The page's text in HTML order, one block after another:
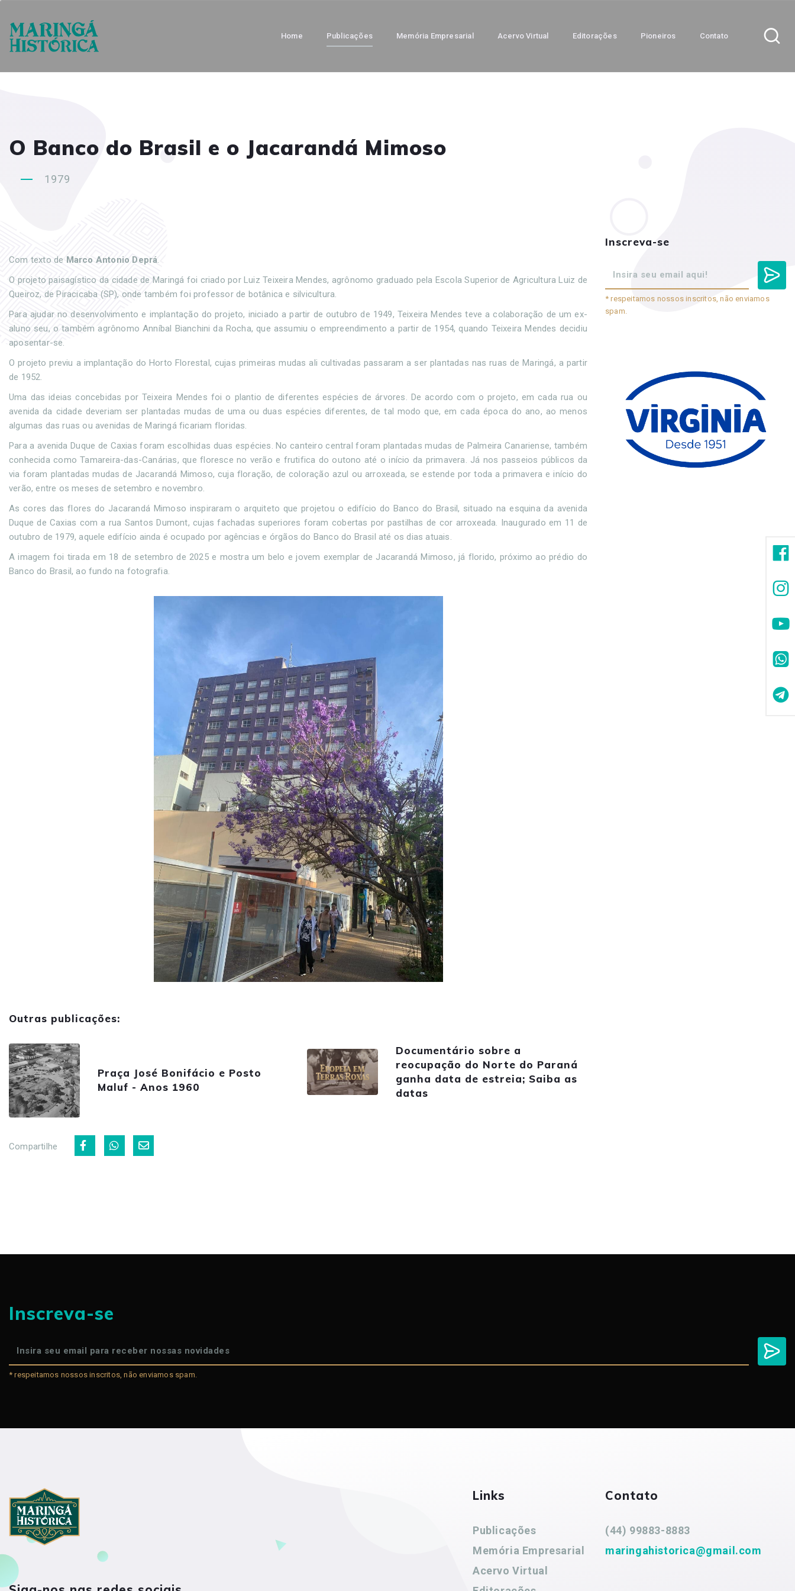
Home Publicações Memória Empresarial Acervo Virtual Editorações Pioneiros Contato
O Banco do Brasil e o Jacarandá Mimoso
1979
Com texto de Marco Antonio Deprá.
O projeto paisagístico da cidade de Maringá foi criado por Luiz Teixeira Mendes, agrônomo graduado pela Escola Superior de Agricultura Luiz de
Queiroz, de Piracicaba (SP), onde também foi professor de botânica e silvicultura.
Para ajudar no desenvolvimento e implantação do projeto, iniciado a partir de outubro de 1949, Teixeira Mendes teve a colaboração de um ex-
aluno seu, o também agrônomo Anníbal Bianchini da Rocha, que assumiu o empreendimento a partir de 1954, quando Teixeira Mendes decidiu
aposentar-se.
O projeto previu a implantação do Horto Florestal, cujas primeiras mudas ali cultivadas passaram a ser plantadas nas ruas de Maringá, a partir
de 1952.
Uma das ideias concebidas por Teixeira Mendes foi o plantio de diferentes espécies de árvores. De acordo com o projeto, em cada rua ou
avenida da cidade deveriam ser plantadas mudas de uma ou duas espécies diferentes, de tal modo que, em cada época do ano, ao menos
algumas das ruas ou avenidas de Maringá ficariam floridas.
Para a avenida Duque de Caxias foram escolhidas duas espécies. No canteiro central foram plantadas mudas de Palmeira Canariense, também
conhecida como Tamareira-das-Canárias, que floresce no verão e frutifica do outono até o início da primavera. Já nos passeios públicos da
via foram plantadas mudas de Jacarandá Mimoso, cuja floração, de coloração azul ou arroxeada, se estende por toda a primavera e início do
verão, entre os meses de setembro e novembro.
As cores das flores do Jacarandá Mimoso inspiraram o arquiteto que projetou o edifício do Banco do Brasil, situado na esquina da avenida
Duque de Caxias com a rua Santos Dumont, cujas fachadas superiores foram cobertas por pastilhas de cor arroxeada. Inaugurado em 11 de
outubro de 1979, aquele edifício ainda é ocupado por agências e órgãos do Banco do Brasil até os dias atuais.
A imagem foi tirada em 18 de setembro de 2025 e mostra um belo e jovem exemplar de Jacarandá Mimoso, já florido, próximo ao prédio do
Banco do Brasil, ao fundo na fotografia.
Outras publicações:
Praça José Bonifácio e Posto
Maluf - Anos 1960
Documentário sobre a
reocupação do Norte do Paraná
ganha data de estreia; Saiba as
datas
Compartilhe
Inscreva-se
* respeitamos nossos inscritos, não enviamos
spam.
Inscreva-se
* respeitamos nossos inscritos, não enviamos spam.
Links
Publicações
Memória Empresarial
Acervo Virtual
Contato
(44) 99883-8883
maringahistorica@gmail.com